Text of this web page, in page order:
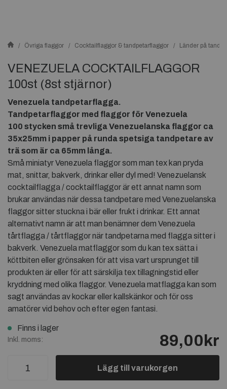
Övriga flaggor Cocktailflaggor & tandpetarflaggor Länder på
VENEZUELA COCKTAILFLAGGOR
100st (8st stjärnor)
Venezuela tandpetarflagga.
Tandpetarflaggor med flaggor för Venezuela
100 stycken små trevligaVenezuelanska flaggor ca
35x25mm i papper på runda spetsiga tandpetare av
trä som är ca 65mm långa.
Små miniatyr Venezuela flaggor som man tex kan pryda
mat, snittar, bakverk, drinkar eller dyl med! Venezuelansk
cocktailflagga / cocktailflaggor är ett annat namn som
brukar användas när dessa tandpetare med Venezuelanska
flaggor sitter stuckna i bär eller frukt i drinkar. Ett annat
alternativt namn är att man benämner dem Venezuela
tårtflagga / tårtflaggor när tandpetarna med flagga sitter i
bakverk. Venezuela matflaggor som du kan tex sätta i
köttbiten eller grönsaken för att visa vart ursprunget till
produkten är eller för att särskilja tex tillagningstid eller
kryddning med olika flaggor. Venezuela matflagga kan som
sagt användas av kockar eller kallskänkor och för oss
amatörer vid behov och efter egen fantasi.
Finns i lager
Inkl. moms: 89,00kr
Lägg till varukorgen